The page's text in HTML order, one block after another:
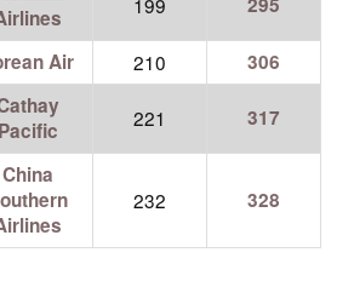
Air 210
306
Pacific
221 317
China
232 328